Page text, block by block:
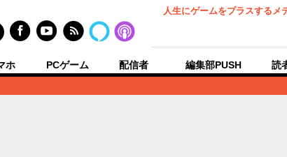
人生にゲームをプラスするメ
ホ PCゲーム 配信者 編集部PUSH 読